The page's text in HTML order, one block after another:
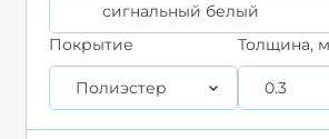
сигнальный белый
Покрытие
Полиэстер
Толщина,
0.3